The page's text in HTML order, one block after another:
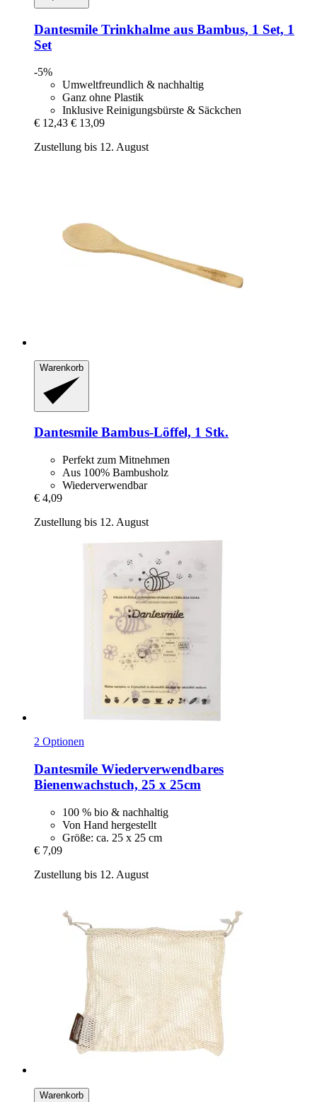
Dantesmile Trinkhalme aus Bambus, 1 Set, 1
Set
-5%
Umweltfreundlich & nachhaltig
Ganz ohne Plastik
Inklusive Reinigungsbürste & Säckchen
€ 12,43 € 13,09
Zustellung bis 12. August
Warenkorb
Dantesmile Bambus-​Löffel, 1 Stk.
Perfekt zum Mitnehmen
Aus 100% Bambusholz
Wiederverwendbar
€ 4,09
Zustellung bis 12. August
2 Optionen
Dantesmile Wiederverwendbares
Bienenwachstuch, 25 x 25cm
100 % bio & nachhaltig
Von Hand hergestellt
Größe: ca. 25 x 25 cm
€ 7,09
Zustellung bis 12. August
Warenkorb